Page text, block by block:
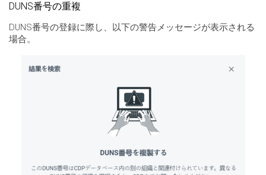
DUNS番号の重複
DUNS番号の登録に際し、以下の警告メッセージが表示される
場合。